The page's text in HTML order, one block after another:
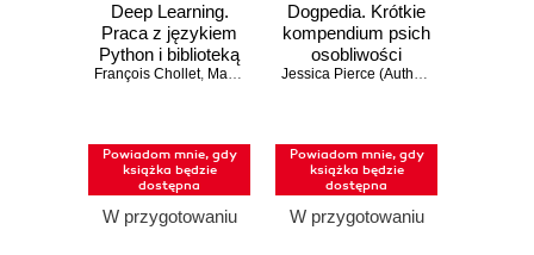
Deep Learning.
Praca z językiem
Python i biblioteką
Keras. Wydanie III
François Chollet, Matthew Watson
Powiadom mnie, gdy
książka będzie
dostępna
W przygotowaniu
Dogpedia. Krótkie
kompendium psich
osobliwości
Jessica Pierce (Author)
Powiadom mnie, gdy
książka będzie
dostępna
W przygotowaniu